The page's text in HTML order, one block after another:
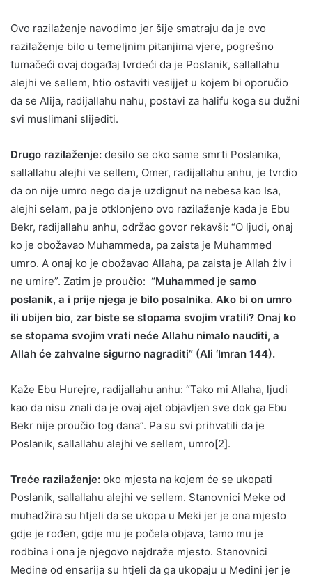
Ovo razilaženje navodimo jer šije smatraju da je ovo
razilaženje bilo u temeljnim pitanjima vjere, pogrešno
tumačeći ovaj događaj tvrdeći da je Poslanik, sallallahu
alejhi ve sellem, htio ostaviti vesijjet u kojem bi oporučio
da se Alija, radijallahu nahu, postavi za halifu koga su dužni
svi muslimani slijediti.
Drugo razilaženje: desilo se oko same smrti Poslanika,
sallallahu alejhi ve sellem, Omer, radijallahu anhu, je tvrdio
da on nije umro nego da je uzdignut na nebesa kao Isa,
alejhi selam, pa je otklonjeno ovo razilaženje kada je Ebu
Bekr, radijallahu anhu, održao govor rekavši: “O ljudi, onaj
ko je obožavao Muhammeda, pa zaista je Muhammed
umro. A onaj ko je obožavao Allaha, pa zaista je Allah živ i
ne umire”. Zatim je proučio: “Muhammed je samo
poslanik, a i prije njega je bilo posalnika. Ako bi on umro
ili ubijen bio, zar biste se stopama svojim vratili? Onaj ko
se stopama svojim vrati neće Allahu nimalo nauditi, a
Allah će zahvalne sigurno nagraditi” (Ali ‘Imran 144).
Kaže Ebu Hurejre, radijallahu anhu: “Tako mi Allaha, ljudi
kao da nisu znali da je ovaj ajet objavljen sve dok ga Ebu
Bekr nije proučio tog dana”. Pa su svi prihvatili da je
Poslanik, sallallahu alejhi ve sellem, umro[2].
Treće razilaženje: oko mjesta na kojem će se ukopati
Poslanik, sallallahu alejhi ve sellem. Stanovnici Meke od
muhadžira su htjeli da se ukopa u Meki jer je ona mjesto
gdje je rođen, gdje mu je počela objava, tamo mu je
rodbina i ona je njegovo najdraže mjesto. Stanovnici
Medine od ensarija su htjeli da ga ukopaju u Medini jer je